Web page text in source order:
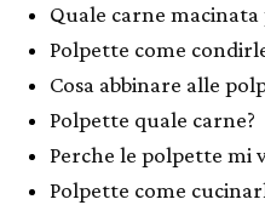
Quale carne
Polpette come
Cosa abbinare alle
Polpette quale carne?
Perche le polpette mi
Polpette come